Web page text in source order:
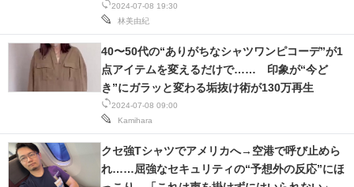
2024-07-08 19:30
林美由紀
2024-07-08 09:00
Kamihara
40〜50代の“ありがちなシャツワンピコーデ”が1
点アイテムを変えるだけで…… 印象が“今ど
き”にガラッと変わる垢抜け術が130万再生
クセ強Tシャツでアメリカへ→空港で呼び止めら
れ……屈強なセキュリティの“予想外の反応”にほ